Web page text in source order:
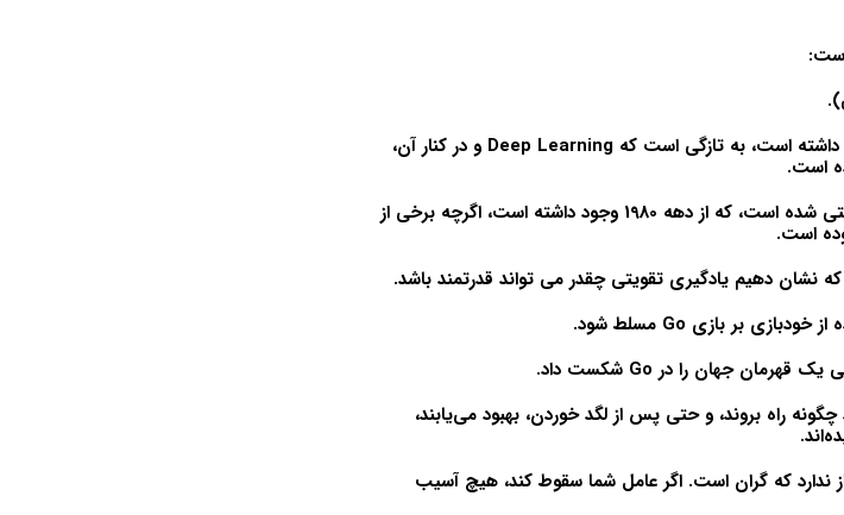
در حالی که هر دوی اینها مدت زیادی است که وجود داشته است، به تازگی است که Deep Learning و در کنار آن،
بلوغ یادگیری عمیق باعث پیشرفت در یادگیری تقویتی شده است، که از دهه 1980 وجود داشته است، اگرچه برخی از
است.
نشان دهیم یادگیری تقویتی چقدر می تواند قدرتمند باشد.
راه بروند، و حتی پس از لگد خوردن، بهبود می‌یابند،
که گران است. اگر عامل شما سقوط کند، هیچ آسیب